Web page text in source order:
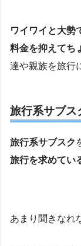
ワイワイと大勢
料金を抑えてち
達や親族を旅行
旅行系サブス
旅行系サブスク
旅行を求めてい
あまり聞きなれ